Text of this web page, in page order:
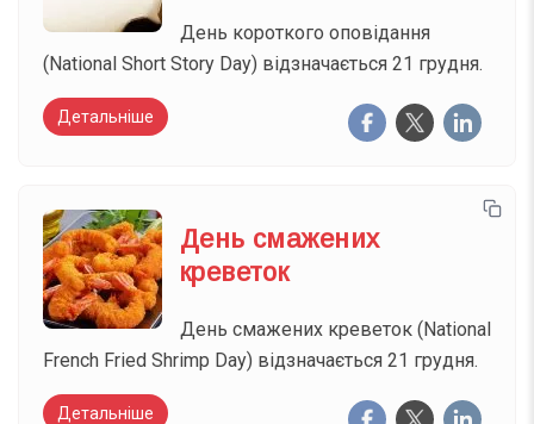
День короткого оповідання
(National Short Story Day) відзначається 21 грудня.
Детальніше
День смажених
креветок
День смажених креветок (National
French Fried Shrimp Day) відзначається 21 грудня.
Детальніше